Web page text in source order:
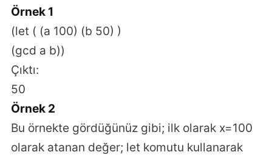
Örnek 1
(let ( (a 100) (b 50) )
(gcd a b))
Çıktı:
50
Örnek 2
Bu örnekte gördüğünüz gibi; ilk olarak x=100
olarak atanan değer; let komutu kullanarak